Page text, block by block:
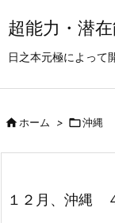
超能力・潜
日之本元極によって
ホーム > 沖縄
１２月、沖縄